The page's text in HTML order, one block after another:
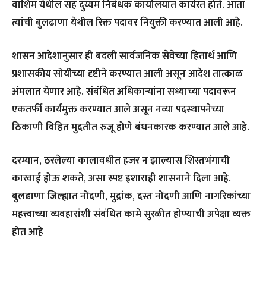
वाशिम येथील सह दुय्यम निबंधक कार्यालयात कार्यरत होते. आता
त्यांची बुलढाणा येथील रिक्त पदावर नियुक्ती करण्यात आली आहे.
शासन आदेशानुसार ही बदली सार्वजनिक सेवेच्या हितार्थ आणि
प्रशासकीय सोयीच्या दृष्टीने करण्यात आली असून आदेश तात्काळ
अंमलात येणार आहे. संबंधित अधिकाऱ्यांना सध्याच्या पदावरून
एकतर्फी कार्यमुक्त करण्यात आले असून नव्या पदस्थापनेच्या
ठिकाणी विहित मुदतीत रुजू होणे बंधनकारक करण्यात आले आहे.
दरम्यान, ठरलेल्या कालावधीत हजर न झाल्यास शिस्तभंगाची
कारवाई होऊ शकते, असा स्पष्ट इशाराही शासनाने दिला आहे.
बुलढाणा जिल्ह्यात नोंदणी, मुद्रांक, दस्त नोंदणी आणि नागरिकांच्या
महत्त्वाच्या व्यवहारांशी संबंधित कामे सुरळीत होण्याची अपेक्षा व्यक्त
होत आहे